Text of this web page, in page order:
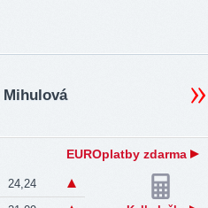
Mihulová
EUROplatby zdarma
24,24